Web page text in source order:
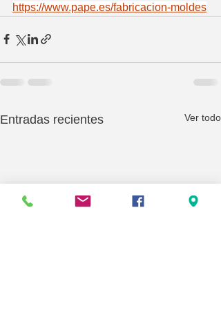
https://www.pape.es/fabricacion-moldes
Entradas recientes Ver todo